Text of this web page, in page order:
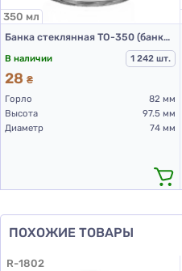
350 мл
Банка стеклянная ТО-350 (банки стеклянные 350 мл)
В наличии
1 242 шт.
28 ₴
Горло
82 мм
Высота
97.5 мм
Диаметр
74 мм
ПОХОЖИЕ ТОВАРЫ
R-1802